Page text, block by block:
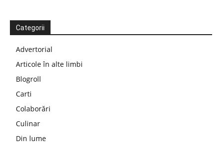
Categorii
Advertorial
Articole în alte limbi
Blogroll
Carti
Colaborări
Culinar
Din lume